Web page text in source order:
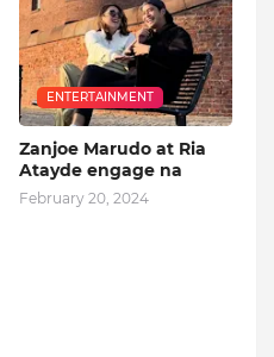
ENTERTAINMENT
Zanjoe Marudo at Ria
Atayde engage na
February 20, 2024